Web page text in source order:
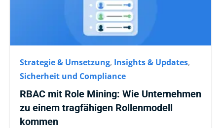
Strategie & Umsetzung, Insights & Updates,
Sicherheit und Compliance
RBAC mit Role Mining: Wie Unternehmen
zu einem tragfähigen Rollenmodell
kommen